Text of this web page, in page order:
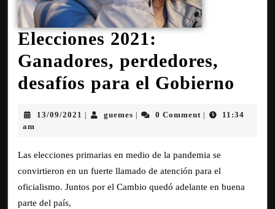
Elecciones 2021:
Ganadores, perdedores,
desafíos para el Gobierno
13/09/2021 guemes 0 Comment
11:34
am
Las elecciones primarias en medio de la pandemia se
convirtieron en un fuerte llamado de atención para el
oficialismo. Juntos por el Cambio quedó adelante en buena
parte del país,